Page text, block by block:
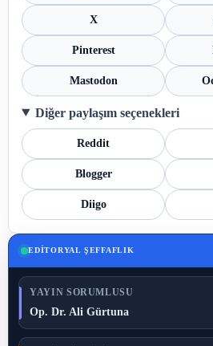
X
Pinterest
Mastodon
Diğer paylaşım seçenekleri
Reddit
Blogger
Diigo
EDITORYAL ŞEFFAFLIK
YAYIN SORUMLUSU
Op. Dr. Ali Gürtuna